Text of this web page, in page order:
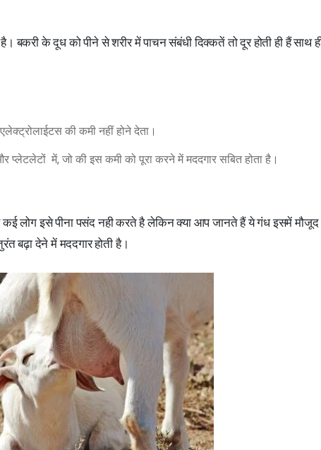
बकरी के दूध को पीने से शरीर में पाचन संबंधी दिक्कतें तो दूर होती ही हैं साथ
की कमी नहीं होने देता।
में, जो की इस कमी को पूरा करने में मददगार सबित होता है।
लोग इसे पीना पसंद नही करते है लेकिन क्या आप जानते हैं ये गंध इसमें
बढ़ा देने में मददगार होती है।